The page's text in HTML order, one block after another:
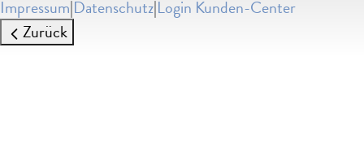
Impressum|Datenschutz|Login Kunden-Center
Zurück